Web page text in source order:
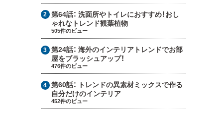
第64話：洗面所やトイレにおすすめ！おし
ゃれなトレンド観葉植物
505件のビュー
第24話：海外のインテリアトレンドでお部
屋をブラッシュアップ！
476件のビュー
第60話： トレンドの異素材ミックスで作る
自分だけのインテリア
452件のビュー